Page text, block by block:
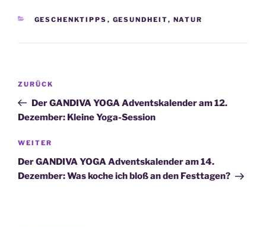
KATEGORIEN
GESCHENKTIPPS , GESUNDHEIT, NATUR
Beitragsnavigation
Vorheriger
Beitrag
ZURÜCK
Der GANDIVA YOGA Adventskalender am 12.
Dezember: Kleine Yoga-Session
Nächster
Beitrag
WEITER
Der GANDIVA YOGA Adventskalender am 14.
Dezember: Was koche ich bloß an den Festtagen?